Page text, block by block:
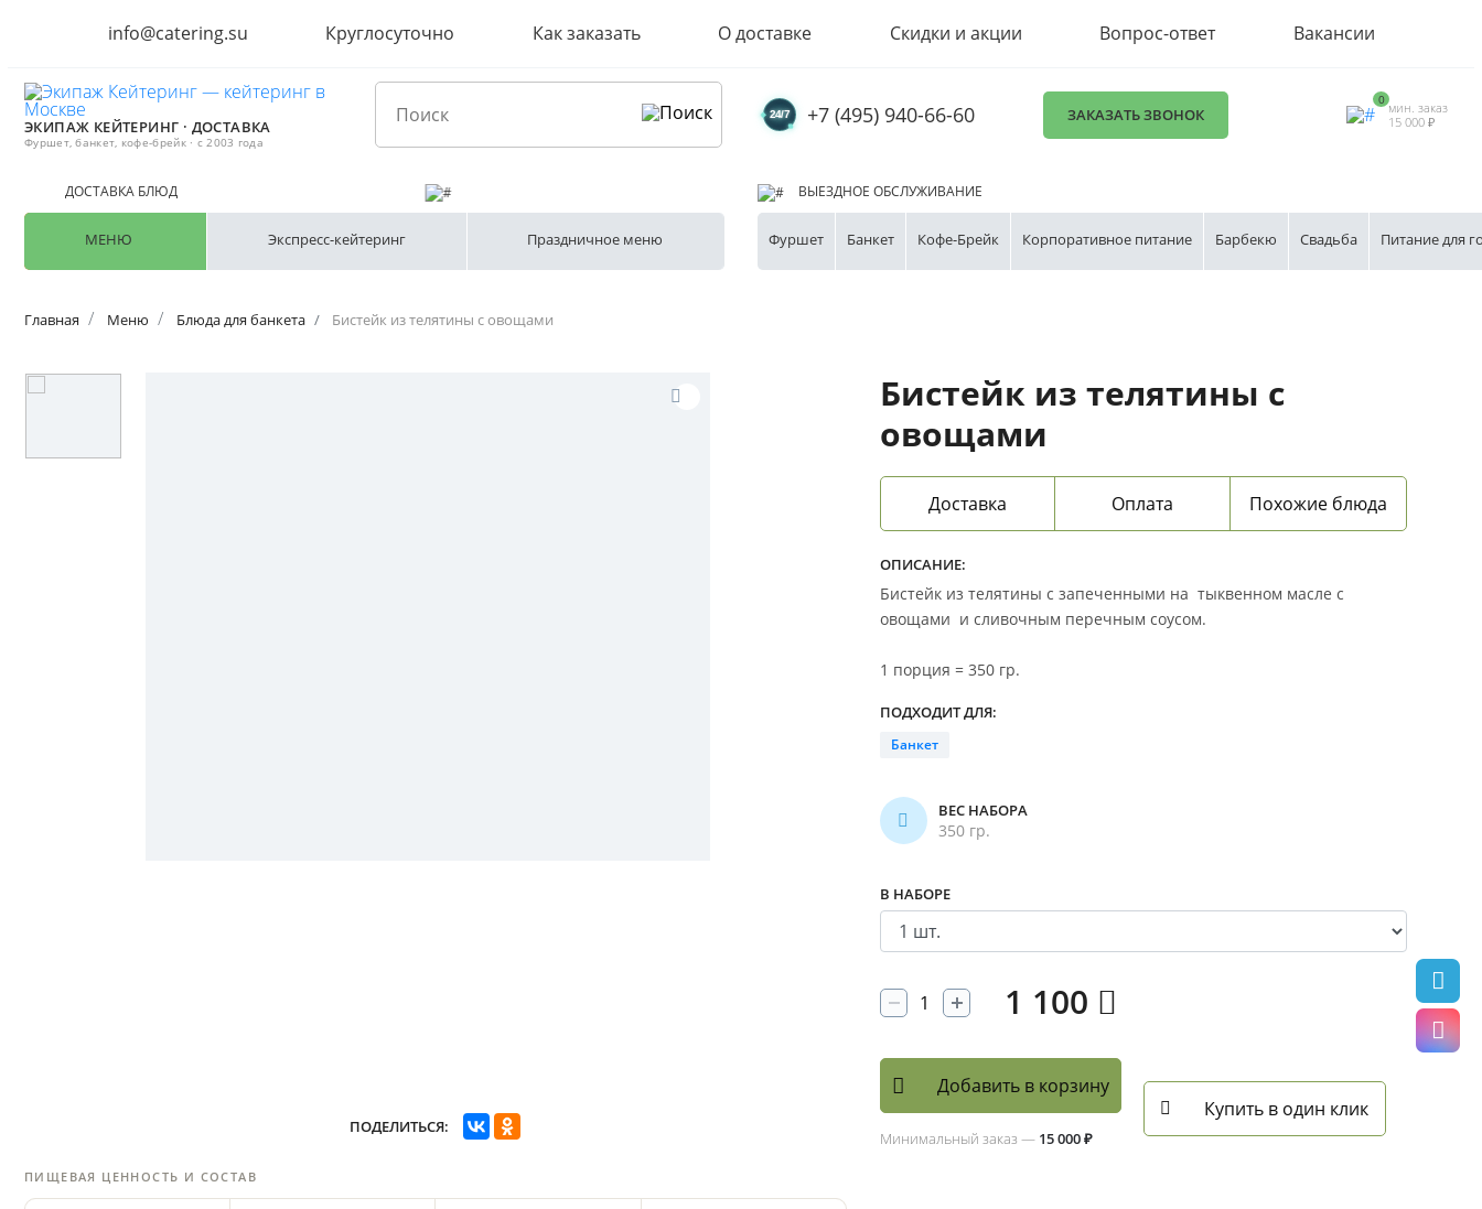
info@catering.su Круглосуточно Как заказать О доставке Скидки и акции Вопрос-ответ Вакансии
ЭКИПАЖ КЕЙТЕРИНГ · ДОСТАВКА
Фуршет, банкет, кофе-брейк · с 2003 года
+7 (495) 940-66-60 ЗАКАЗАТЬ ЗВОНОК
0 мин. заказ
15 000 ₽
ДОСТАВКА БЛЮД
МЕНЮ Экспресс-кейтеринг Праздничное меню
ВЫЕЗДНОЕ ОБСЛУЖИВАНИЕ
Фуршет Банкет Кофе-Брейк Корпоративное питание Барбекю Свадьба Питание для
Главная Меню Блюда для банкета Бистейк из телятины с овощами
ПОДЕЛИТЬСЯ:
ПИЩЕВАЯ ЦЕННОСТЬ И СОСТАВ
Бистейк из телятины с
овощами
Доставка Оплата Похожие блюда
ОПИСАНИЕ:
Бистейк из телятины с запеченными на тыквенном масле с
овощами и сливочным перечным соусом.
1 порция = 350 гр.
ПОДХОДИТ ДЛЯ:
Банкет
ВЕС НАБОРА
350 гр.
В НАБОРЕ
1 100
Добавить в корзину
Минимальный заказ — 15 000 ₽
Купить в один клик